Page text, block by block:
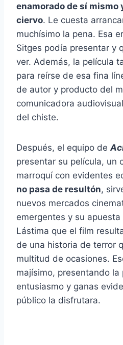
enamorado de sí mismo
ciervo. Le cuesta
muchísimo la pena. Esa
Sitges podía presentar y
ver. Además, la película
para reírse de esa fina
de autor y producto del
comunicadora
del chiste.
Después, el equipo de
presentar su película, un
marroquí con evidentes
no pasa de resultón,
nuevos mercados
emergentes y su
Lástima que el film
de una historia de terror
multitud de ocasiones.
majísimo, presentando la
entusiasmo y ganas
público la disfrutara.